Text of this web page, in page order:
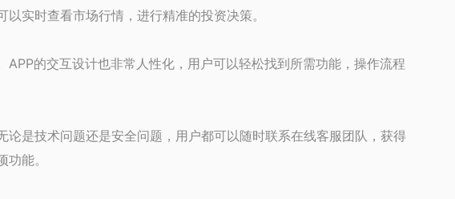
实时查看市场行情，进行精准的投资决策。
的交互设计也非常人性化，用户可以轻松找到所需功能，操作流程
是技术问题还是安全问题，用户都可以随时联系在线客服团队，获得
能。